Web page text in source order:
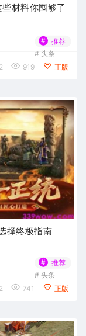
材料你囤够了
#
推荐
# 头条
919 正版
择终极指南
#
推荐
# 头条
741 正版